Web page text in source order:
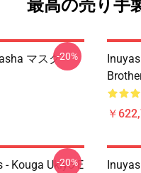
最高の売り手
マスク-20%
￥
- Kouga Ukiyo-E
-20%